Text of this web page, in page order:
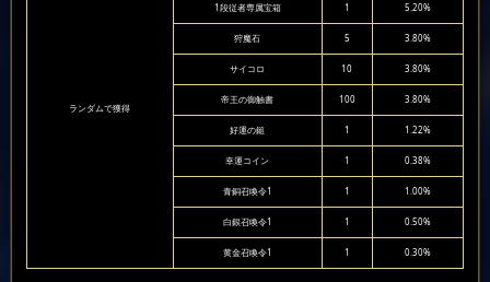
ランダムで獲得
1段従者専属宝箱 1 5.20%
狩魔石 5 3.80%
サイコロ 10 3.80%
帝王の御触書 100 3.80%
好運の鎚 1 1.22%
幸運コイン 1 0.38%
青銅召喚令1 1 1.00%
白銀召喚令1 1 0.50%
黄金召喚令1 1 0.30%